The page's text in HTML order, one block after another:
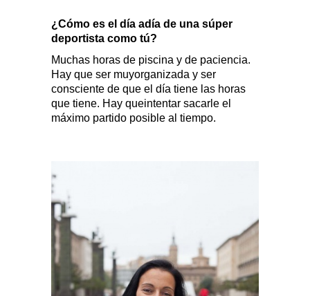
¿Cómo es el día adía de una súper
deportista como tú?
Muchas horas de piscina y de paciencia.
Hay que ser muyorganizada y ser
consciente de que el día tiene las horas
que tiene. Hay queintentar sacarle el
máximo partido posible al tiempo.